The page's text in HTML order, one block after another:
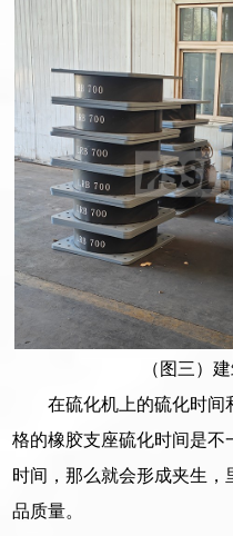
（图三）
在硫化机上的硫化时间
格的橡胶支座硫化时间是
时间，那么就会形成夹生
品质量。